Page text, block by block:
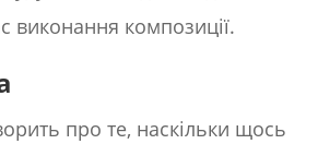
виконання композиції.
про те, наскільки щось